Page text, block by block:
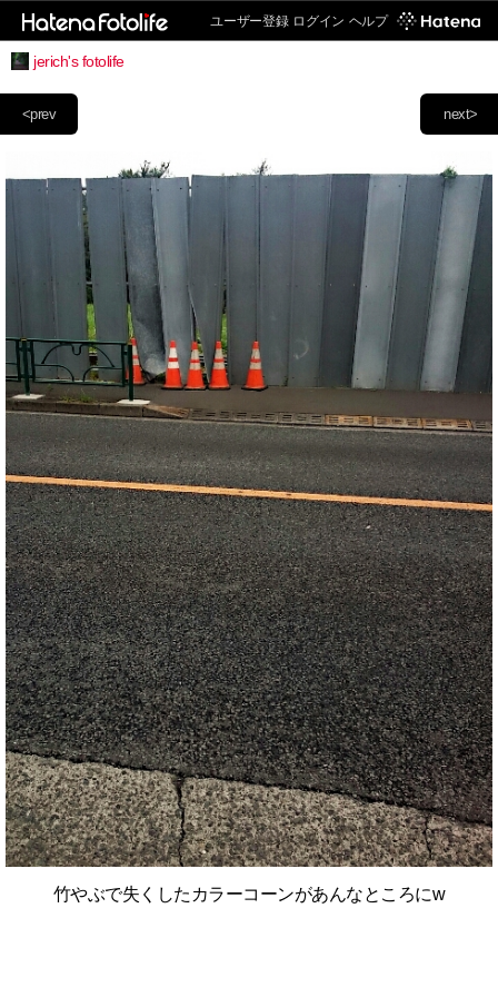
ユーザー登録 ログイン ヘルプ
jerich's fotolife
next>
<prev
竹やぶで失くしたカラーコーンがあんなところにw